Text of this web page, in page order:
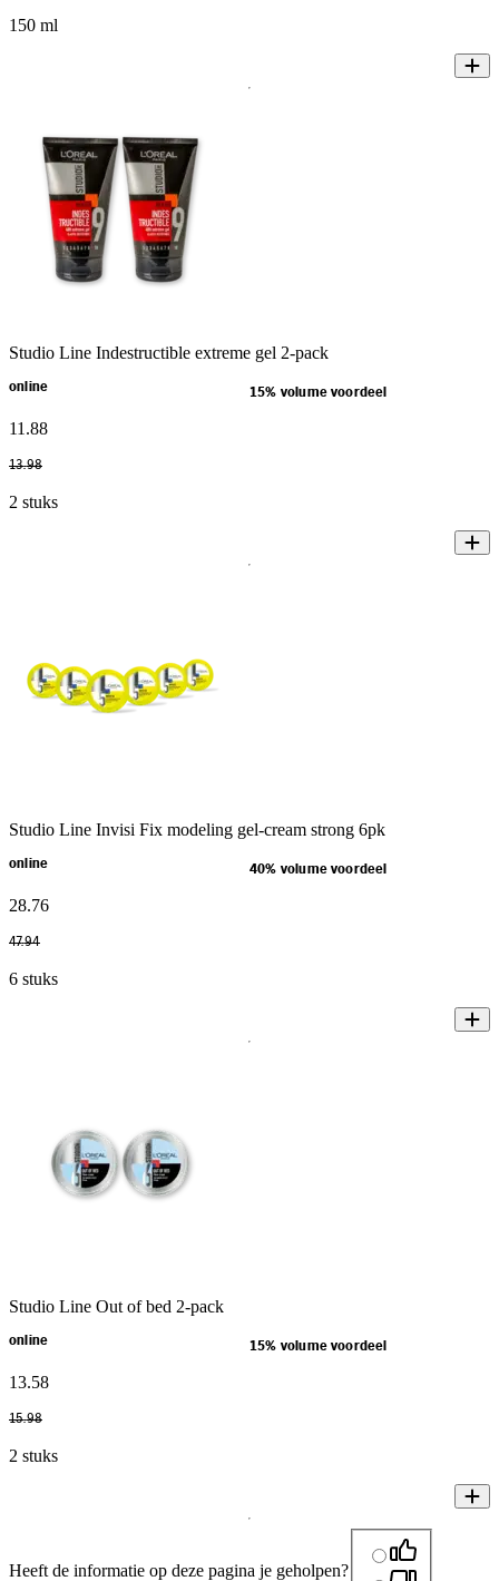
150 ml
Studio Line Indestructible extreme gel 2-pack
online 15% volume voordeel
11 .88
13.98
2 stuks
Studio Line Invisi Fix modeling gel-cream strong 6pk
online 40% volume voordeel
28.76
47.94
6 stuks
Studio Line Out of bed 2-pack
online 15% volume voordeel
13.58
15.98
2 stuks
Heeft de informatie op deze pagina je geholpen?